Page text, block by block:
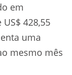
em
428,55
uma
mesmo mês